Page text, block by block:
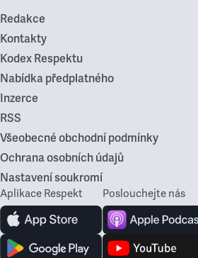
Redakce
Kontakty
Kodex Respektu
Nabídka předplatného
Inzerce
RSS
Všeobecné obchodní podmínky
Ochrana osobních údajů
Nastavení soukromí
Aplikace Respekt Poslouchejte nás